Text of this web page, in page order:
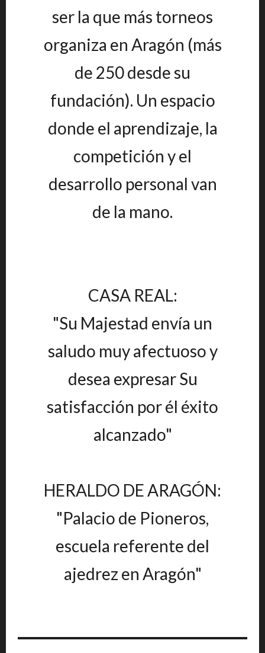
ser la que más torneos
organiza en Aragón (más
de 250 desde su
fundación). Un espacio
donde el aprendizaje, la
competición y el
desarrollo personal van
de la mano.
CASA REAL:
"Su Majestad envía un
saludo muy afectuoso y
desea expresar Su
satisfacción por él éxito
alcanzado"
HERALDO DE ARAGÓN:
"Palacio de Pioneros,
escuela referente del
ajedrez en Aragón"